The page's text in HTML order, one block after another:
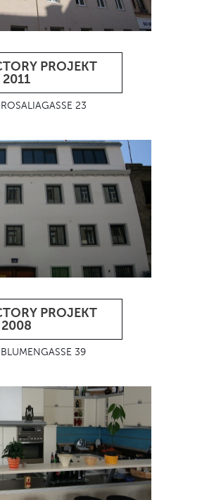
PROJEKT
2011
23
PROJEKT
2008
39